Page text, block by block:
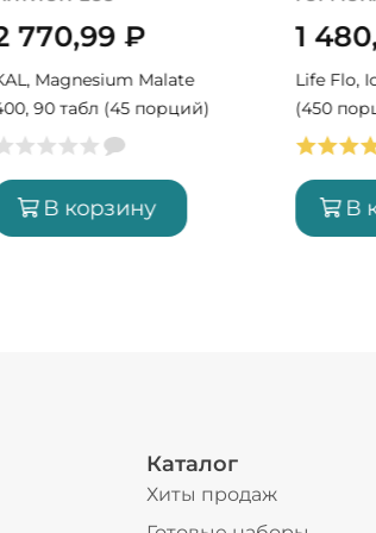
770,99 ₽
Magnesium Malate
90 табл (45 порций)
В корзину
1
Life Flo,
(450
В
Каталог
Хиты продаж